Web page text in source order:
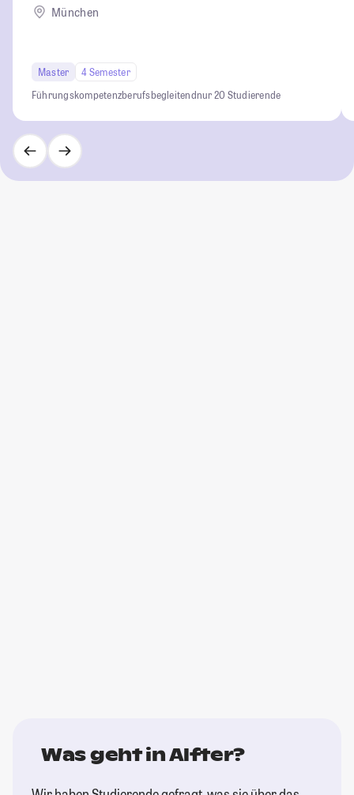
München
Master
4 Semester
Führungskompetenzberufsbegleitendnur 20 Studierende
Was geht in Alfter?